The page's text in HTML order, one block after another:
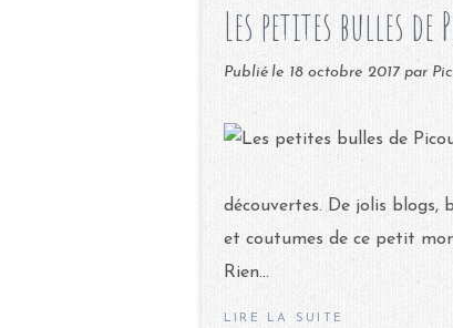
Les petites bulles de
Publié le 18 octobre 2017 par
découvertes. De jolis blogs,
et coutumes de ce petit
Rien...
LIRE LA SUITE